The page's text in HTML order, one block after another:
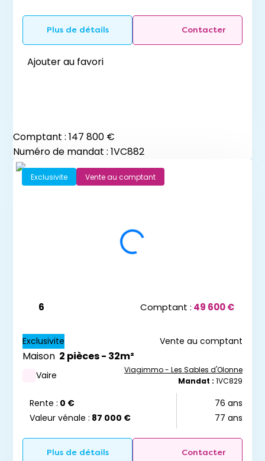
Plus de détails Contacter
Ajouter au favori
Comptant : 147 800 €
Numéro de mandat : 1VC882
Exclusivite Vente au comptant
6 Comptant : 49 600 €
Exclusivite Vente au comptant
Maison 2 pièces - 32m²
Vaire
Viagimmo - Les Sables d'Olonne
Mandat : 1VC829
Rente : 0 €
Valeur vénale : 87 000 €
76 ans
77 ans
Plus de détails Contacter